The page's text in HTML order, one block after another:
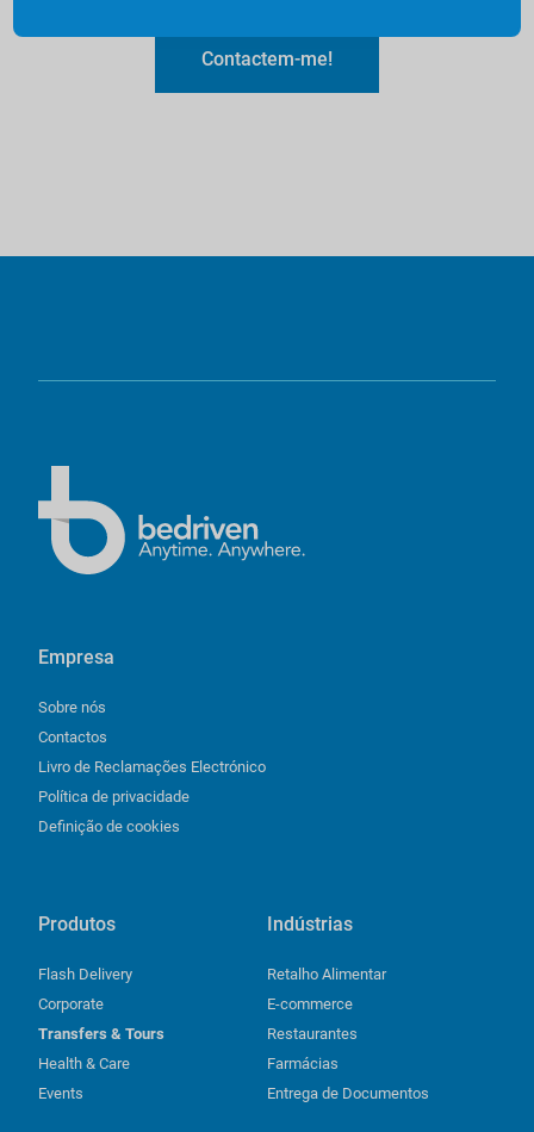
Contactem-me!
Empresa
Sobre nós
Contactos
Livro de Reclamações Electrónico
Política de privacidade
Definição de cookies
Produtos
Flash Delivery
Corporate
Transfers & Tours
Health & Care
Events
Indústrias
Retalho Alimentar
E-commerce
Restaurantes
Farmácias
Entrega de Documentos